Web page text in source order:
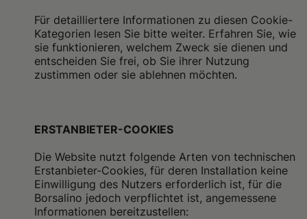
Für detailliertere Informationen zu diesen Cookie-
Kategorien lesen Sie bitte weiter. Erfahren Sie, wie
sie funktionieren, welchem Zweck sie dienen und
entscheiden Sie frei, ob Sie ihrer Nutzung
zustimmen oder sie ablehnen möchten.
ERSTANBIETER-COOKIES
Die Website nutzt folgende Arten von technischen
Erstanbieter-Cookies, für deren Installation keine
Einwilligung des Nutzers erforderlich ist, für die
Borsalino jedoch verpflichtet ist, angemessene
Informationen bereitzustellen: